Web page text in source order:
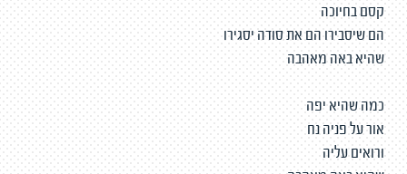
קסם בחיוכה
הם שיסבירו הם את סודה יסגירו
שהיא באה מאהבה
כמה שהיא יפה
אור על פניה נח
ורואים עליה